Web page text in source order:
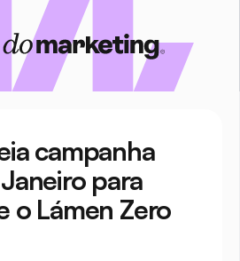
campanha
para
o Lámen Zero